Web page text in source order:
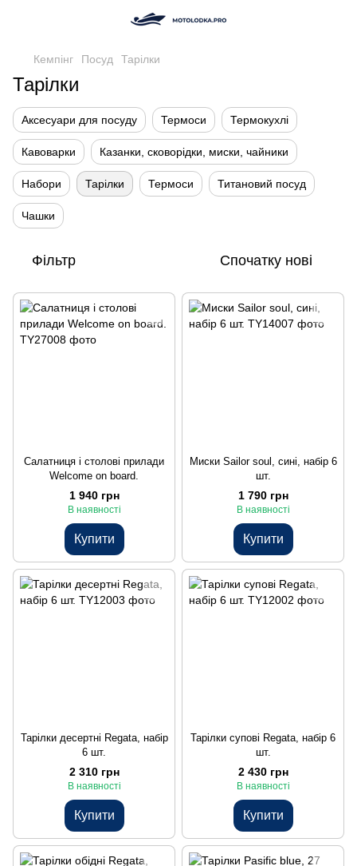
Кемпінг Посуд Тарілки
Тарілки
Аксесуари для посуду Термоси Термокухлі
Кавоварки Казанки, сковорідки, миски, чайники
Набори Тарілки Термоси Титановий посуд
Чашки
Фільтр Спочатку нові
Салатниця і столові прилади
Welcome on board.
1 940 грн
В наявності
Купити
Миски Sailor soul, сині, набір 6
шт.
1 790 грн
В наявності
Купити
Тарілки десертні Regata, набір
6 шт.
2 310 грн
В наявності
Купити
Тарілки супові Regata, набір 6
шт.
2 430 грн
В наявності
Купити